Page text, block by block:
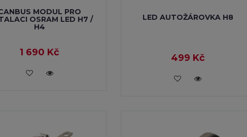
MODUL PRO
OSRAM LED H7 /
H4
1 690 Kč
VLOŽIT DO KOŠÍKU
LED AUTOŽÁROVKA H8
499 Kč
VLOŽIT DO KOŠÍKU